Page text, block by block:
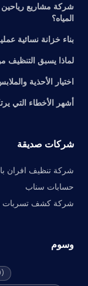
شركة مشاريع
المياه؟
بناء خزانة نسائية
لماذا يسبق التنظيف
اختيار الأحذية
أشهر الأخطاء التي
شركات صديقة
شركة تنظيف افران
حسابات سناب
شركة كشف تسربات
وسوم